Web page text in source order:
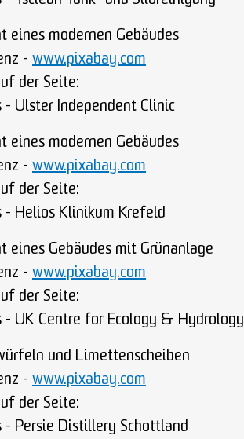
eines modernen Gebäudes
- www.pixabay.com
der Seite:
- Ulster Independent Clinic
eines modernen Gebäudes
- www.pixabay.com
der Seite:
- Helios Klinikum Krefeld
eines Gebäudes mit Grünanlage
- www.pixabay.com
der Seite:
- UK Centre for Ecology & Hydrology
und Limettenscheiben
- www.pixabay.com
der Seite:
- Persie Distillery Schottland